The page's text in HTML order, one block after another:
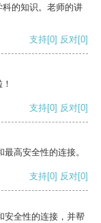
的知识。老师的讲
支持[0] 反对[0]
支持[0] 反对[0]
高安全性的连接。
支持[0] 反对[0]
安全性的连接，并帮